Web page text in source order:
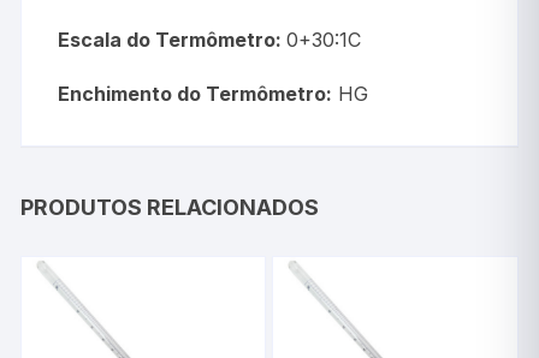
Escala do Termômetro:0+30:1C
Enchimento do Termômetro: HG
PRODUTOS RELACIONADOS